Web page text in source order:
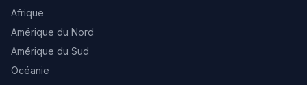
Afrique
Amérique du Nord
Amérique du Sud
Océanie